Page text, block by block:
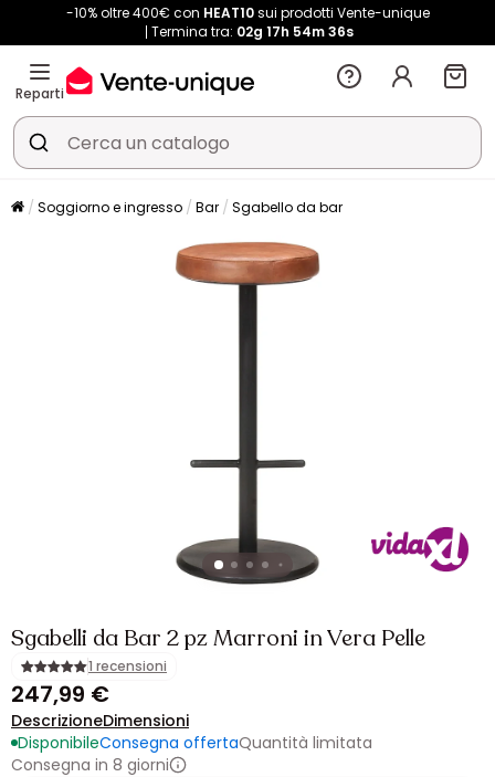
-10% oltre 400€ con HEAT10sui prodotti Vente-unique
Termina tra: 02g 17h 54m36s
Reparti
Soggiorno e ingresso Bar Sgabello da bar
Sgabelli da Bar 2 pz Marroni in Vera Pelle
1 recensioni
247,99 €
DescrizioneDimensioni
DisponibileConsegna offertaQuantità limitata
Consegna in 8 giorni